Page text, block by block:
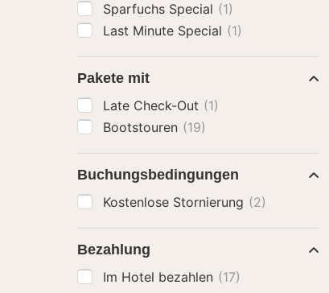
Sparfuchs Special (1)
Last Minute Special (1)
Pakete mit
Late Check-Out (1)
Bootstouren (19)
Buchungsbedingungen
Kostenlose Stornierung (2)
Bezahlung
Im Hotel bezahlen (17)